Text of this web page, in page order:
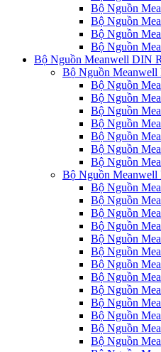
Bộ Nguồn
Bộ Nguồn
Bộ Nguồn
Bộ Nguồn
Bộ Nguồn Meanwell DIN
Bộ Nguồn Meanwell
Bộ Nguồn
Bộ Nguồn
Bộ Nguồn
Bộ Nguồn
Bộ Nguồn
Bộ Nguồn
Bộ Nguồn
Bộ Nguồn Meanwell
Bộ Nguồn
Bộ Nguồn
Bộ Nguồn
Bộ Nguồn
Bộ Nguồn
Bộ Nguồn
Bộ Nguồn
Bộ Nguồn
Bộ Nguồn
Bộ Nguồn
Bộ Nguồn
Bộ Nguồn
Bộ Nguồn